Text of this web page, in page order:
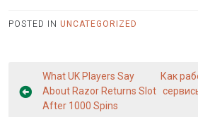
POSTED IN UNCATEGORIZED
Post
navigation
What UK Players Say
About Razor Returns Slot
After 1000 Spins
Как